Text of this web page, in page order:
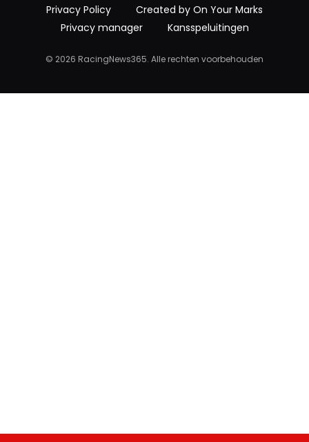
Privacy Policy
Created by On Your Marks
Privacy manager
Kansspeluitingen
© 2026 RacingNews365. Alle rechten voorbehouden